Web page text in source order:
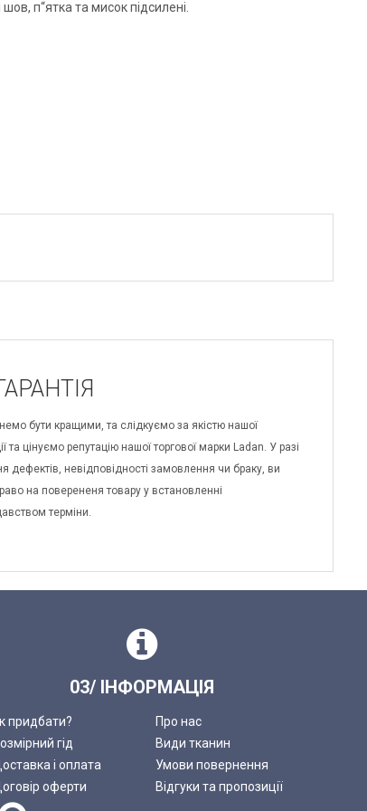
п“ятка та мисок підсилені.
бути кращими, та слідкуємо за якістю нашої
та цінуємо репутацію нашої торгової марки Ladan. У разі
дефектів, невідповідності замовлення чи браку, ви
на поверененя товару у встановленні
терміни.
03/ ІНФОРМАЦІЯ
придбати?
Про нас
гід
Види тканин
і оплата
Умови повернення
оферти
Відгуки та пропозиції